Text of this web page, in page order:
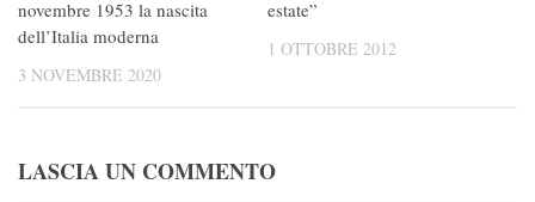
novembre 1953 la nascita
dell’Italia moderna
3 NOVEMBRE 2020
estate”
1 OTTOBRE 2012
LASCIA UN COMMENTO